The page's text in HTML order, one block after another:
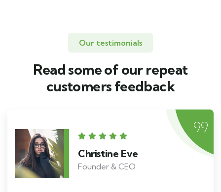
Our testimonials
Read some of our repeat
customers feedback​
Christine Eve
Founder & CEO